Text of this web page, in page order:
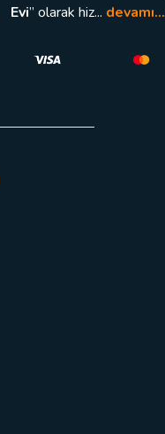
Evi” olarak hiz... devamı...